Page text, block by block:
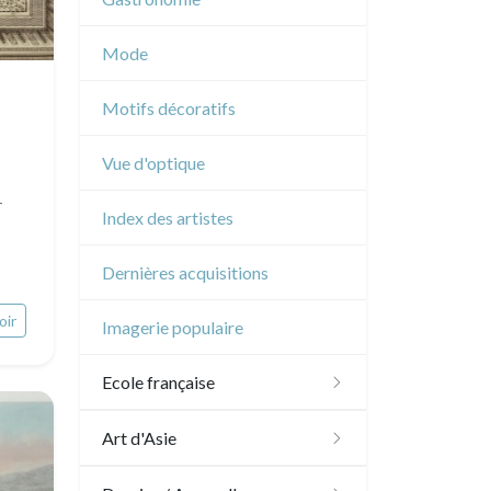
Musique
Cirque
Mode
Motifs décoratifs
Vue d'optique
Index des artistes
Dernières acquisitions
Imagerie populaire
Ecole française
XVI - XVII°
Art d'Asie